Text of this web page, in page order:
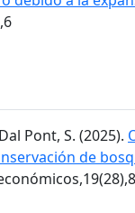
Pont, S. (2025).
de